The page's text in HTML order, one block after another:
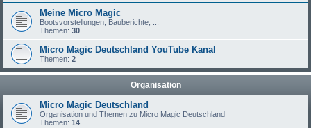
Meine Micro Magic
Bootsvorstellungen, Bauberichte, ...
Themen: 30
Micro Magic Deutschland YouTube Kanal
Themen: 2
Organisation
Micro Magic Deutschland
Organisation und Themen zu Micro Magic Deutschland
Themen: 14